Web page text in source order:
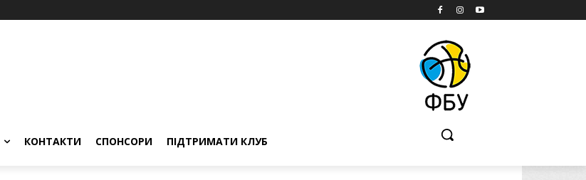
КОНТАКТИ СПОНСОРИ ПІДТРИМАТИ КЛУБ